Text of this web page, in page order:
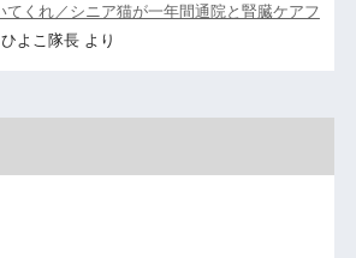
てくれ／シニア猫が一年間通院と腎臓ケアフ
ひよこ隊長より